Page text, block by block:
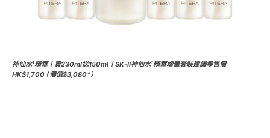
神仙水1精華！買230ml送150ml！SK-II神仙水1精華增量套裝建議零售價
HK$1,700 (價值$3,080*）